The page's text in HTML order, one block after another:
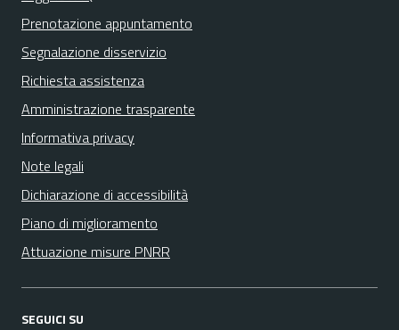
Prenotazione appuntamento
Segnalazione disservizio
Richiesta assistenza
Amministrazione trasparente
Informativa privacy
Note legali
Dichiarazione di accessibilità
Piano di miglioramento
Attuazione misure PNRR
SEGUICI SU